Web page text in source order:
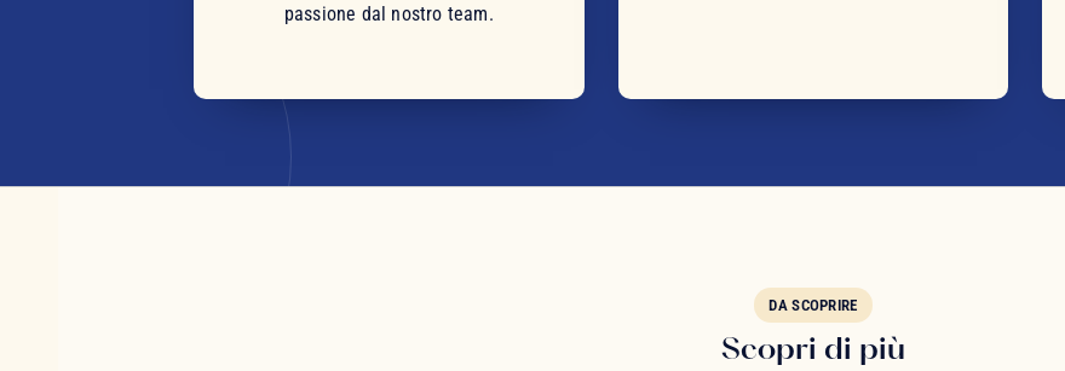
passione dal nostro team.
DA SCOPRIRE
Scopri di più